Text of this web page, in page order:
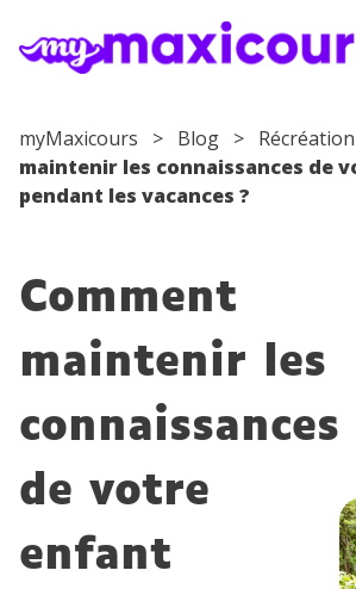
S'ABONNER
Par classe
Par matière
Nos offres
Qui sommes-nous ?
Conseils pour les parents
myMaxicours > Blog > Récréation
maintenir les connaissances de
pendant les vacances ?
Comment
maintenir les
connaissances
de votre
enfant